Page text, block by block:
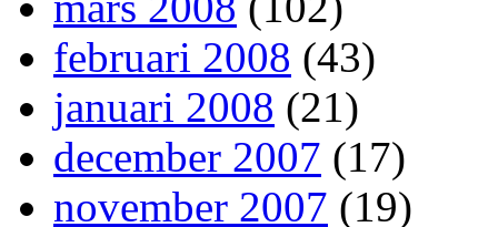
februari 2008 (43)
januari 2008 (21)
december 2007 (17)
november 2007 (19)